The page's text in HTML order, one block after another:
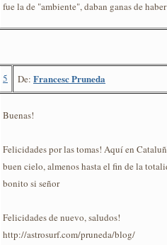
fue la de "ambiente", daban ganas de
5 De: Francesc Pruneda
Buenas!
Felicidades por las tomas! Aquí en
buen cielo, almenos hasta el fin de la
bonito si señor
Felicidades de nuevo, saludos!
http://astrosurf.com/pruneda/blog/